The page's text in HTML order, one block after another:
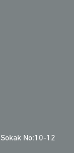
No:10-12